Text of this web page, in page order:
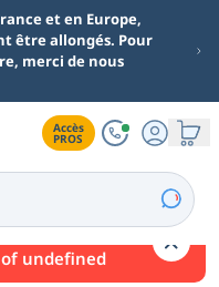
et en Europe,
être allongés. Pour
merci de nous
Accès
PROS
undefined